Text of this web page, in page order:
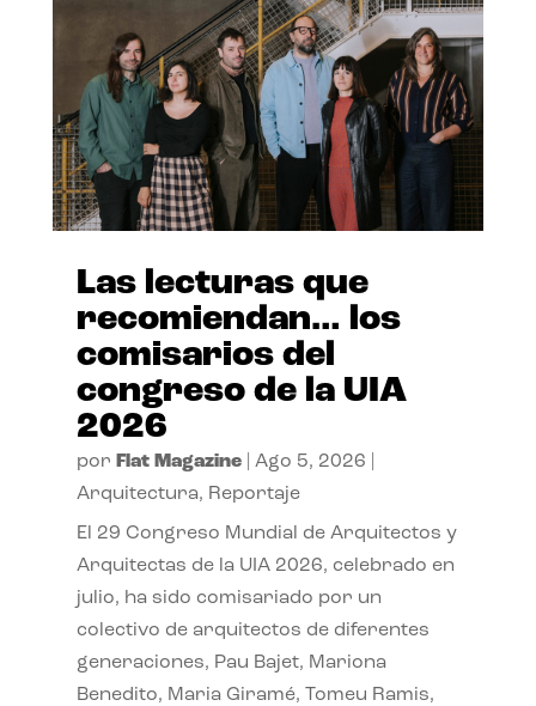
Las lecturas que
recomiendan… los
comisarios del
congreso de la UIA
2026
por Flat Magazine| Ago 5, 2026
Arquitectura, Reportaje
El 29 Congreso Mundial de Arquitectos y
Arquitectas de la UIA 2026, celebrado en
julio, ha sido comisariado por un
colectivo de arquitectos de diferentes
generaciones, Pau Bajet, Mariona
Benedito, Maria Giramé, Tomeu Ramis,